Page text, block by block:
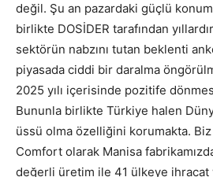
değil. Şu an pazardaki güçlü
birlikte DOSİDER tarafından
sektörün nabzını tutan beklenti
piyasada ciddi bir daralma
2025 yılı içerisinde pozitife
Bununla birlikte Türkiye halen
üssü olma özelliğini korumakta.
Comfort olarak Manisa
değerli üretim ile 41 ülkeye ihracat